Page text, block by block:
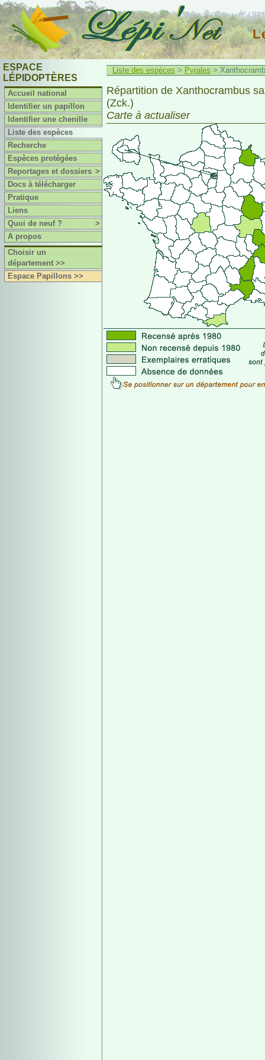
ESPACE
LÉPIDOPTÈRES
Accueil national
Identifier un papillon
Identifier une chenille
Liste des espèces
Recherche
Espèces protégées
Reportages et dossiers >
Docs à télécharger
Pratique
Liens
Quoi de neuf ?
>
A propos
Choisir un
département >>
Espace Papillons >>
Liste des espèces > Pyrales >
Répartition de Xanthocrambus
(Zck.)
Carte à actualiser